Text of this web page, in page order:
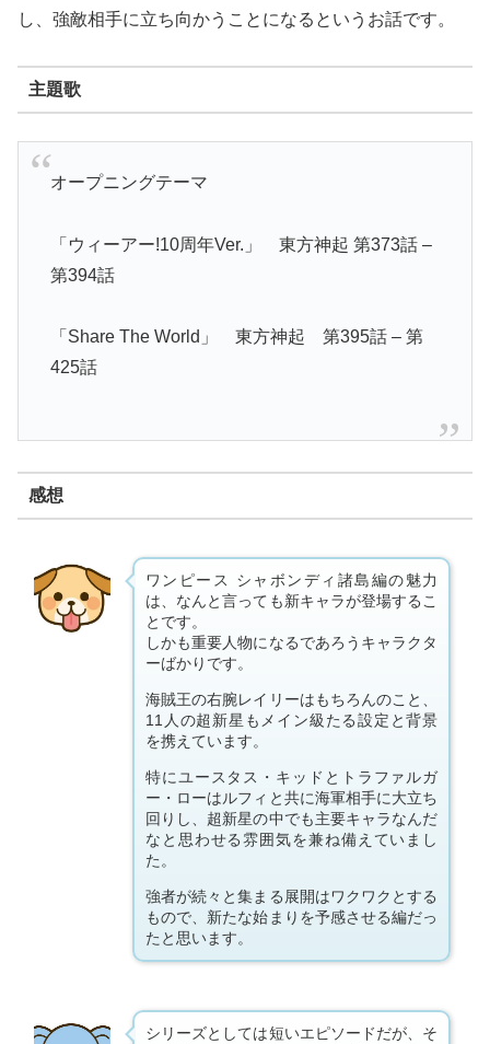
し、強敵相手に立ち向かうことになるというお話です。
主題歌
オープニングテーマ
「ウィーアー!10周年Ver.」 東方神起 第373話 –
第394話
「Share The World」 東方神起 第395話 – 第
425話
感想
ワンピース シャボンディ諸島編の魅力
は、なんと言っても新キャラが登場するこ
とです。
しかも重要人物になるであろうキャラクタ
ーばかりです。
海賊王の右腕レイリーはもちろんのこと、
11人の超新星もメイン級たる設定と背景
を携えています。
特にユースタス・キッドとトラファルガ
ー・ローはルフィと共に海軍相手に大立ち
回りし、超新星の中でも主要キャラなんだ
なと思わせる雰囲気を兼ね備えていまし
た。
強者が続々と集まる展開はワクワクとする
もので、新たな始まりを予感させる編だっ
たと思います。
シリーズとしては短いエピソードだが、そ